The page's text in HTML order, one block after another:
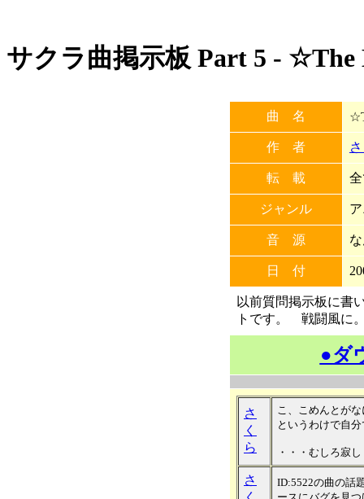
サクラ曲掲示板 Part 5 -
曲 名
作 者
転 載
ジャンル
音 源
日 付
以前質問掲示板に書
トです。 戦闘風に
●ダ
さ
く
ら
こ、こめんとが
というわけで自
・・・むしろ寂
さ
ID:5522の曲の話